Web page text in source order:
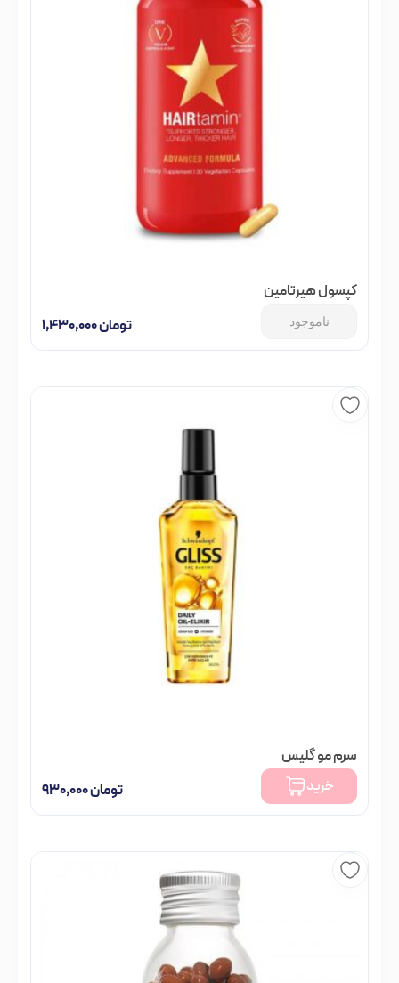
کپسول هیرتامین
تومان
ناموجود
سرم مو گلیس
تومان
خرید